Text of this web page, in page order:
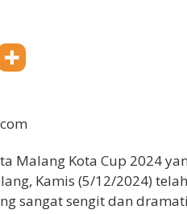
Malang Kota Cup 2024
Kamis (5/12/2024)
sangat sengit dan